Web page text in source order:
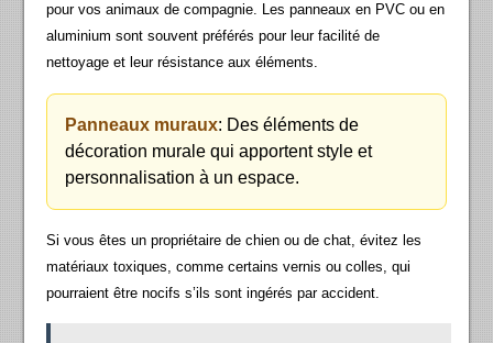
pour vos animaux de compagnie. Les panneaux en PVC ou en
aluminium sont souvent préférés pour leur facilité de
nettoyage et leur résistance aux éléments.
Panneaux muraux: Des éléments de
décoration murale qui apportent style et
personnalisation à un espace.
Si vous êtes un propriétaire de chien ou de chat, évitez les
matériaux toxiques, comme certains vernis ou colles, qui
pourraient être nocifs s’ils sont ingérés par accident.